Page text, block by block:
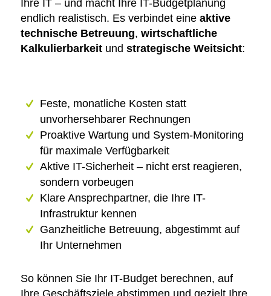
Ihre IT – und macht Ihre IT-Budgetplanung
endlich realistisch. Es verbindet eine aktive
technische Betreuung, wirtschaftliche
Kalkulierbarkeitund strategische Weitsicht:
Feste, monatliche Kosten statt
unvorhersehbarer Rechnungen
Proaktive Wartung und System-Monitoring
für maximale Verfügbarkeit
Aktive IT-Sicherheit – nicht erst reagieren,
sondern vorbeugen
Klare Ansprechpartner, die Ihre IT-
Infrastruktur kennen
Ganzheitliche Betreuung, abgestimmt auf
Ihr Unternehmen
So können Sie Ihr IT-Budget berechnen, auf
Ihre Geschäftsziele abstimmen und gezielt Ihre